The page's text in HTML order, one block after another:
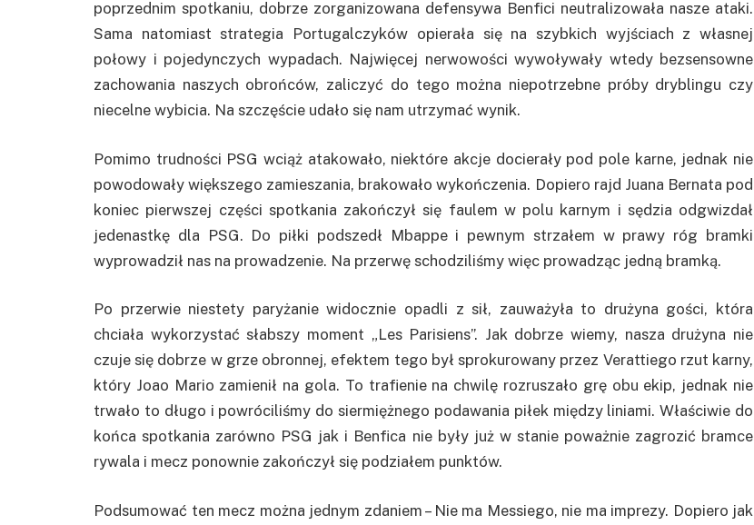
poprzednim spotkaniu, dobrze zorganizowana defensywa Benfici neutralizowała nasze ataki.
Sama natomiast strategia Portugalczyków opierała się na szybkich wyjściach z własnej
połowy i pojedynczych wypadach. Najwięcej nerwowości wywoływały wtedy bezsensowne
zachowania naszych obrońców, zaliczyć do tego można niepotrzebne próby dryblingu czy
niecelne wybicia. Na szczęście udało się nam utrzymać wynik.
Pomimo trudności PSG wciąż atakowało, niektóre akcje docierały pod pole karne, jednak nie
powodowały większego zamieszania, brakowało wykończenia. Dopiero rajd Juana Bernata pod
koniec pierwszej części spotkania zakończył się faulem w polu karnym i sędzia odgwizdał
jedenastkę dla PSG. Do piłki podszedł Mbappe i pewnym strzałem w prawy róg bramki
wyprowadził nas na prowadzenie. Na przerwę schodziliśmy więc prowadząc jedną bramką.
Po przerwie niestety paryżanie widocznie opadli z sił, zauważyła to drużyna gości, która
chciała wykorzystać słabszy moment „Les Parisiens”. Jak dobrze wiemy, nasza drużyna nie
czuje się dobrze w grze obronnej, efektem tego był sprokurowany przez Verattiego rzut karny,
który Joao Mario zamienił na gola. To trafienie na chwilę rozruszało grę obu ekip, jednak nie
trwało to długo i powróciliśmy do siermiężnego podawania piłek między liniami. Właściwie do
końca spotkania zarówno PSG jak i Benfica nie były już w stanie poważnie zagrozić bramce
rywala i mecz ponownie zakończył się podziałem punktów.
Podsumować ten mecz można jednym zdaniem – Nie ma Messiego, nie ma imprezy. Dopiero jak